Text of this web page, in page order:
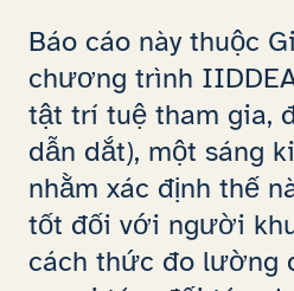
Báo cáo này thuộc
chương trình
tật trí tuệ tham gia,
dẫn dắt), một sáng
nhằm xác định thế
tốt đối với người
cách thức đo lường